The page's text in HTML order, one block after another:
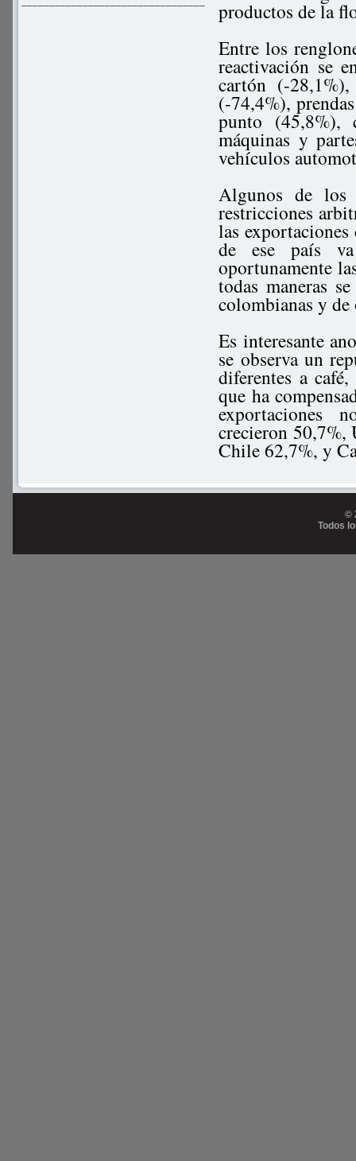
–––––––––––––––––––––––––––––––––
productos de la
Entre los
reactivación se
cartón (-
(-74,4%),
punto (45,8%),
máquinas y
vehículos
Algunos de los
restricciones
las
de ese país
oportunamente
todas maneras
colombianas y
Es interesante
se observa un
diferentes a
que ha
exportaciones
crecieron 50,7%,
Chile 62,7%, y
©
Todos